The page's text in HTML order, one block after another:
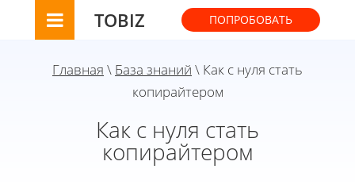
TOBIZ ПОПРОБОВАТЬ
Главная \ База знаний \ Как с нуля стать
копирайтером
Как с нуля стать
копирайтером